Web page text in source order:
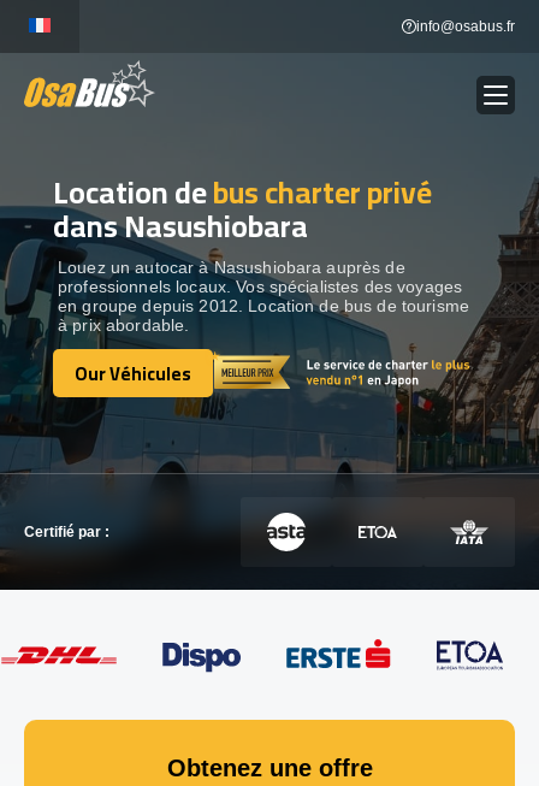
content
info@osabus.fr
LOCATION DE BUS Show dropdown
DESTINATIONS
OUR VÉHICULES
CONTACTEZ-NOUS
CONTACTEZ-NOUS
Location debus charter privé
dans Nasushiobara
Louez un autocar à Nasushiobara auprès de
professionnels locaux. Vos spécialistes des voyages
en groupe depuis 2012. Location de bus de tourisme
à prix abordable.
Our Véhicules
Our Véhicules
Certifié par :
Obtenez une offre